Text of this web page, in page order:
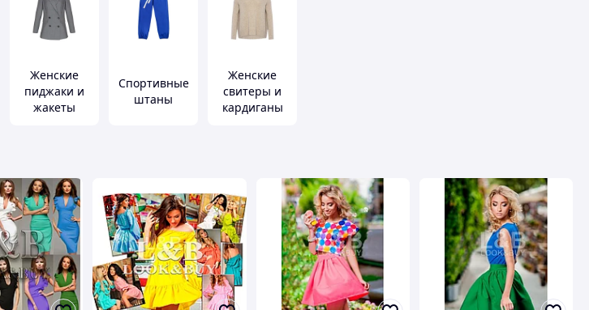
Женские
пиджаки и
жакеты
Спортивные
штаны
Женские
свитеры и
кардиганы